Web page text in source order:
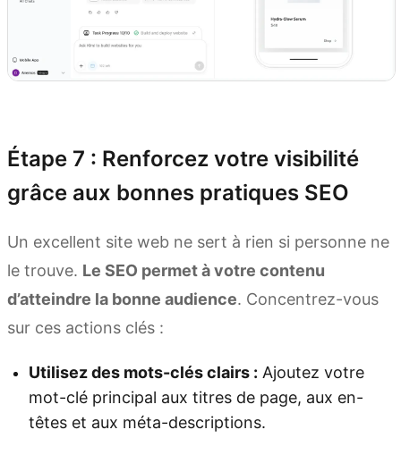
Étape 7 : Renforcez votre visibilité
grâce aux bonnes pratiques SEO
Un excellent site web ne sert à rien si personne ne
le trouve. Le SEO permet à votre contenu
d’atteindre la bonne audience. Concentrez-vous
sur ces actions clés :
Utilisez des mots-clés clairs : Ajoutez votre
mot-clé principal aux titres de page, aux en-
têtes et aux méta-descriptions.